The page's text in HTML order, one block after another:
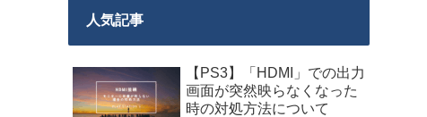
人気記事
【PS3】「HDMI」での出力
画面が突然映らなくなった
時の対処方法について